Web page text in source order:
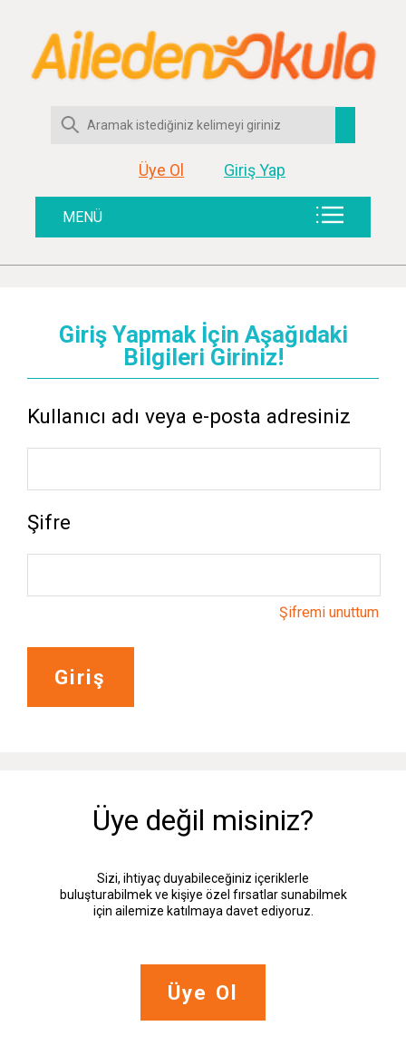
Üye Ol Giriş Yap
MENÜ
Giriş Yapmak İçin Aşağıdaki
Bilgileri Giriniz!
Kullanıcı adı veya e-posta adresiniz
Şifre
Şifremi unuttum
Giriş
Üye değil misiniz?
Sizi, ihtiyaç duyabileceğiniz içeriklerle
buluşturabilmek ve kişiye özel fırsatlar sunabilmek
için ailemize katılmaya davet ediyoruz.
Üye Ol